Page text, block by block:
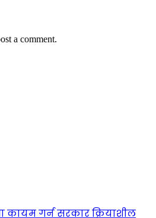
a comment.
कायम गर्न सरकार क्रियाशील